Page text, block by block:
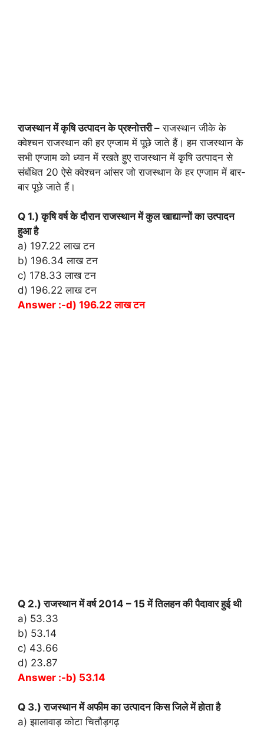
राजस्थान में कृषि उत्पादन के प्रश्नोत्तरी – राजस्थान जीके के
क्वेश्चन राजस्थान की हर एग्जाम में पूछे जाते हैं। हम राजस्थान के
सभी एग्जाम को ध्यान में रखते हुए राजस्थान में कृषि उत्पादन से
संबंधित 20 ऐसे क्वेश्चन आंसर जो राजस्थान के हर एग्जाम में बार-
बार पूछे जाते हैं।
Q 1.) कृषि वर्ष के दौरान राजस्थान में कुल खाद्यान्नों का उत्पादन
हुआ है
a) 197.22 लाख टन
b) 196.34 लाख टन
c) 178.33 लाख टन
d) 196.22 लाख टन
Answer :-d) 196.22 लाख टन
Q 2.) राजस्थान में वर्ष 2014 – 15 में तिलहन की पैदावार हुई थी
a) 53.33
b) 53.14
c) 43.66
d) 23.87
Answer :-b) 53.14
Q 3.) राजस्थान में अफीम का उत्पादन किस जिले में होता है
a) झालावाड़ कोटा चितौड़गढ़